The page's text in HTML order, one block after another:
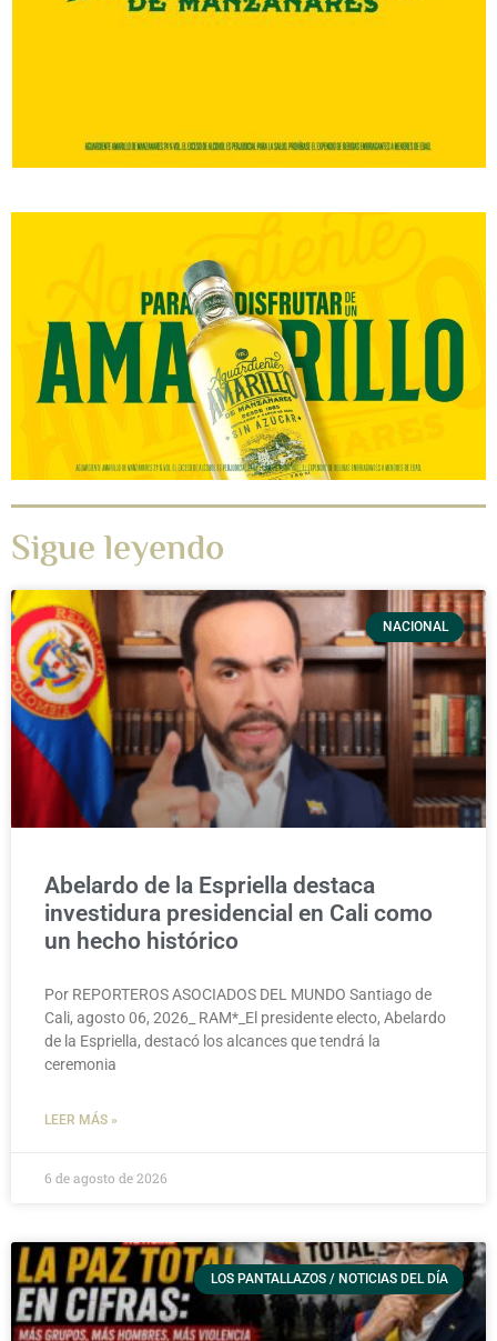
Sigue leyendo
NACIONAL
Abelardo de la Espriella destaca
investidura presidencial en Cali como
un hecho histórico
Por REPORTEROS ASOCIADOS DEL MUNDO Santiago de
Cali, agosto 06, 2026_ RAM*_El presidente electo, Abelardo
de la Espriella, destacó los alcances que tendrá la
ceremonia
LEER MÁS »
6 de agosto de 2026
LOS PANTALLAZOS / NOTICIAS DEL DÍA